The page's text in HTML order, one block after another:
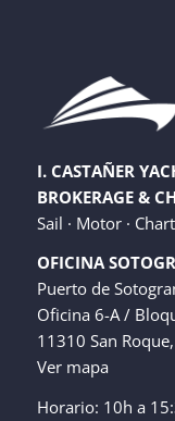
I. CASTAÑER
BROKERAGE &
Sail · Motor ·
OFICINA
Puerto de
Oficina 6-A /
11310 San Roque,
Ver mapa
Horario: 10h a